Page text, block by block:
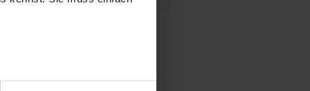
bei Benutzung der